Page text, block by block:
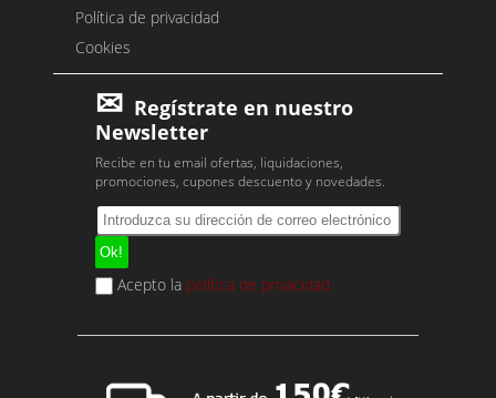
Política de privacidad
Cookies
Regístrate en nuestro
Newsletter
Recibe en tu email ofertas, liquidaciones,
promociones, cupones descuento y novedades.
Acepto la política de privacidad